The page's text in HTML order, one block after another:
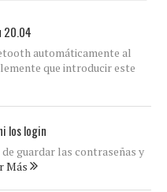
20.04
automáticamente al
que introducir este
los login
guardar las contraseñas y
Más